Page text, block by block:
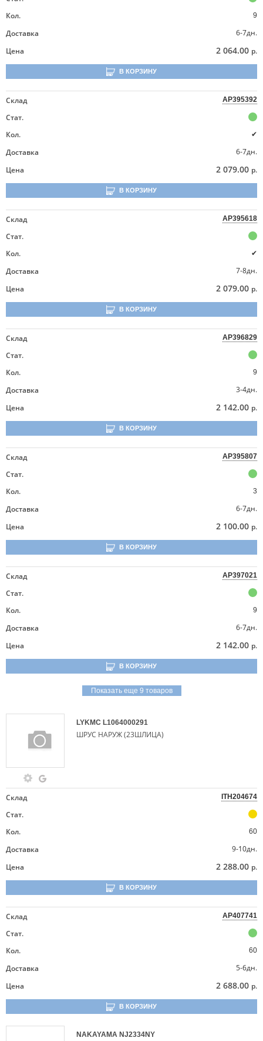
Кол.
9
Доставка
6-7дн.
Цена
2 064.00 р.
В КОРЗИНУ
Склад AP395392
Стат.
Кол.
✔
Доставка
6-7дн.
Цена
2 079.00 р.
В КОРЗИНУ
Склад AP395618
Стат.
Кол.
✔
Доставка
7-8дн.
Цена
2 079.00 р.
В КОРЗИНУ
Склад AP396829
Стат.
Кол.
9
Доставка
3-4дн.
Цена
2 142.00 р.
В КОРЗИНУ
Склад AP395807
Стат.
Кол.
3
Доставка
6-7дн.
Цена
2 100.00 р.
В КОРЗИНУ
Склад AP397021
Стат.
Кол.
9
Доставка
6-7дн.
Цена
2 142.00 р.
В КОРЗИНУ
Показать еще 9 товаров
LYKMC L1064000291
ШРУС НАРУЖ (23ШЛИЦА)
Склад ITH204674
Стат.
Кол.
60
Доставка
9-10дн.
Цена
2 288.00 р.
В КОРЗИНУ
Склад AP407741
Стат.
Кол.
60
Доставка
5-6дн.
Цена
2 688.00 р.
В КОРЗИНУ
NAKAYAMA NJ2334NY